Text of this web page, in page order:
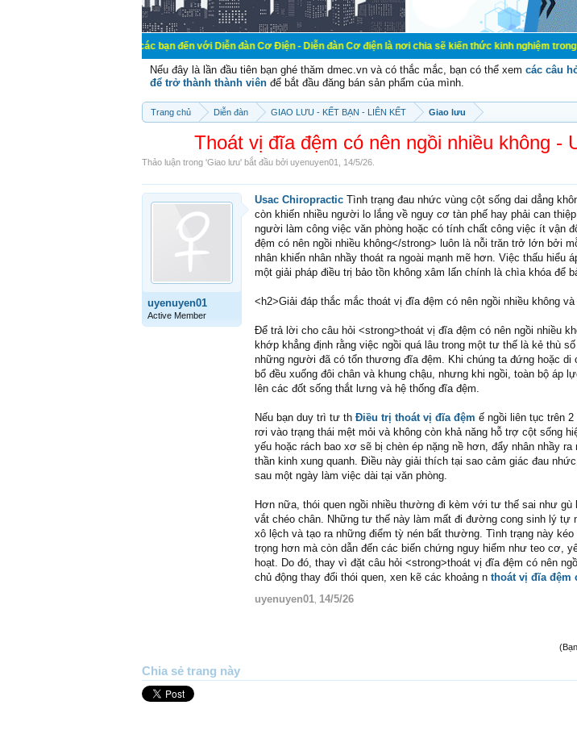
Chào mừng các bạn đến với Diễn đàn Cơ Điện - Diễn đàn Cơ điện là nơi chia sẽ kiến thức kinh nghiệm trong lãnh
Nếu đây là lần đầu tiên bạn ghé thăm dmec.vn và có thắc mắc, bạn có thể xem các câu
để trở thành thành viên để bắt đầu đăng bán sản phẩm của mình.
Trang chủ Diễn đàn GIAO LƯU - KẾT BẠN - LIÊN KẾT Giao lưu
Thoát vị đĩa đệm có nên ngồi nhiều không -
Thảo luận trong 'Giao lưu' bắt đầu bởi uyenuyen01 14/5/26
uyenuyen01
Active Member
Usac Chiropractic Tình trạng đau nhức vùng cột sống dai dẳng
còn khiến nhiều người lo lắng về nguy cơ tàn phế hay phải can
người làm công việc văn phòng hoặc có tính chất công việc ít vận
đệm có nên ngồi nhiều không</strong> luôn là nỗi trăn trở lớn bởi
nhân khiến nhân nhầy thoát ra ngoài mạnh mẽ hơn. Việc thấu hiểu
một giải pháp điều trị bảo tồn không xâm lấn chính là chìa khóa để
<h2>Giải đáp thắc mắc thoát vị đĩa đệm có nên ngồi nhiều không
Để trả lời cho câu hỏi <strong>thoát vị đĩa đệm có nên ngồi nhiều
khớp khẳng định rằng việc ngồi quá lâu trong một tư thế là kẻ thù
những người đã có tổn thương đĩa đệm. Khi chúng ta đứng hoặc
bổ đều xuống đôi chân và khung chậu, nhưng khi ngồi, toàn bộ áp
lên các đốt sống thắt lưng và hệ thống đĩa đệm.
Nếu bạn duy trì tư th Điều trị thoát vị đĩa đệm ế ngồi liên tục trên
rơi vào trạng thái mệt mỏi và không còn khả năng hỗ trợ cột sống
yếu hoặc rách bao xơ sẽ bị chèn ép nặng nề hơn, đẩy nhân nhầy
thần kinh xung quanh. Điều này giải thích tại sao cảm giác đau
sau một ngày làm việc dài tại văn phòng.
Hơn nữa, thói quen ngồi nhiều thường đi kèm với tư thế sai như
vắt chéo chân. Những tư thế này làm mất đi đường cong sinh lý tự
xô lệch và tạo ra những điểm tỳ nén bất thường. Tình trạng này
trọng hơn mà còn dẫn đến các biến chứng nguy hiểm như teo cơ,
hoạt. Do đó, thay vì đặt câu hỏi <strong>thoát vị đĩa đệm có nên
chủ động thay đổi thói quen, xen kẽ các khoảng n thoát vị đĩa đệm
uyenuyen01 14/5/26
Chia sẻ trang này